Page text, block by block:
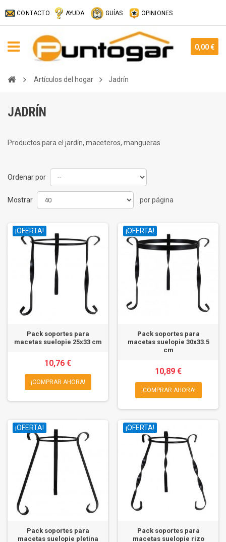
CONTACTO AYUDA GUÍAS OPINIONES
0,00 €
Artículos del hogar Jadrín
JADRÍN
Productos para el jardín, maceteros, mangueras.
Ordenar por
Mostrar por página
¡OFERTA!
Pack soportes para
macetas suelopie 25x33 cm
10,76 €
¡COMPRAR AHORA!
¡OFERTA!
Pack soportes para
macetas suelopie 30x33.5
cm
10,89 €
¡COMPRAR AHORA!
¡OFERTA!
Pack soportes para
macetas suelopie pletina
¡OFERTA!
Pack soportes para
macetas suelopie rizo